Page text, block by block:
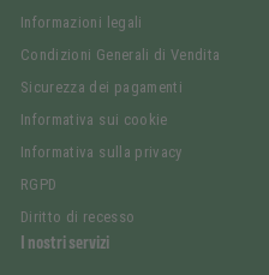
Informazioni legali
Condizioni Generali di Vendita
Sicurezza dei pagamenti
Informativa sui cookie
Informativa sulla privacy
RGPD
Diritto di recesso
I nostri servizi